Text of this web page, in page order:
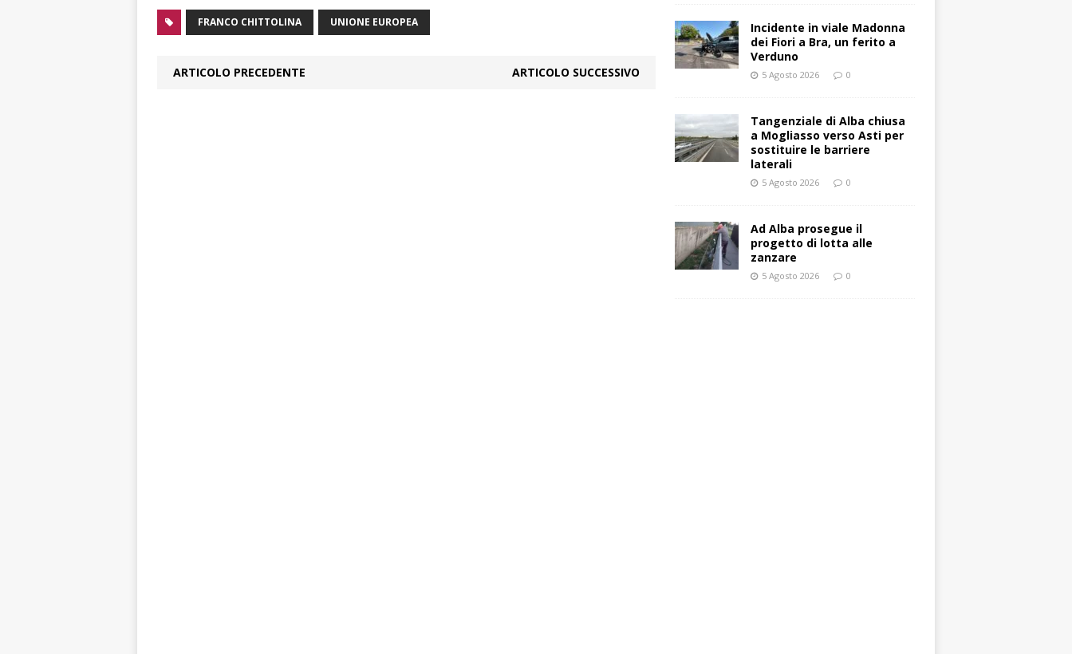
FRANCO CHITTOLINA UNIONE EUROPEA
ARTICOLO PRECEDENTE ARTICOLO SUCCESSIVO
Incidente in viale Madonna
dei Fiori a Bra, un ferito a
Verduno
5 Agosto 2026 0
Tangenziale di Alba chiusa
a Mogliasso verso Asti per
sostituire le barriere
laterali
5 Agosto 2026 0
Ad Alba prosegue il
progetto di lotta alle
zanzare
5 Agosto 2026 0